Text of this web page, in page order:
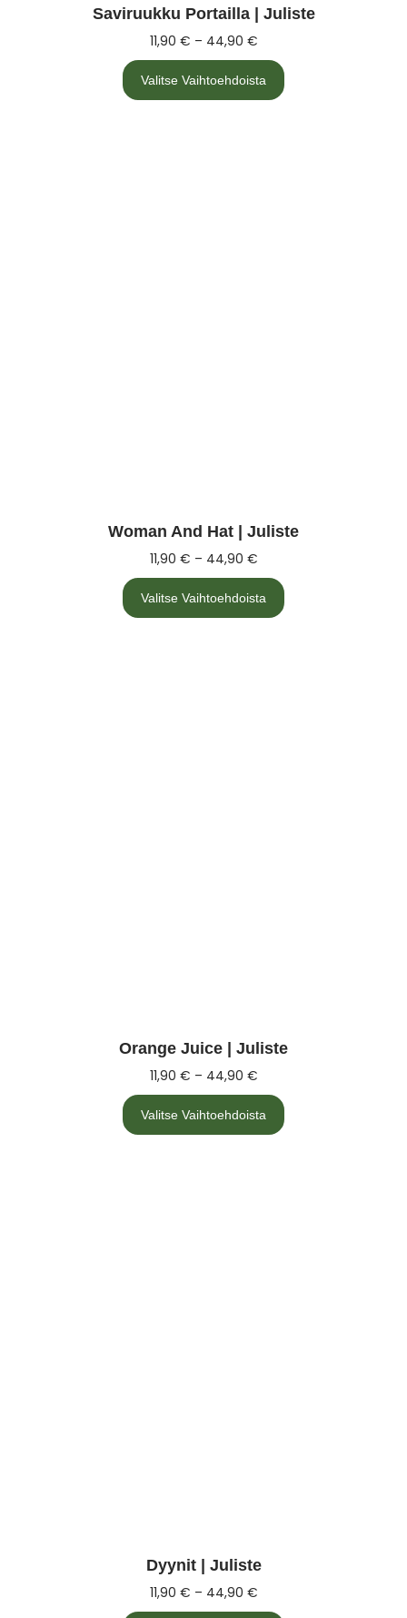
Saviruukku Portailla | Juliste
11,90 € – 44,90 €
Valitse Vaihtoehdoista
Woman And Hat | Juliste
11,90 € – 44,90 €
Valitse Vaihtoehdoista
Orange Juice | Juliste
11,90 € – 44,90 €
Valitse Vaihtoehdoista
Dyynit | Juliste
11,90 € – 44,90 €